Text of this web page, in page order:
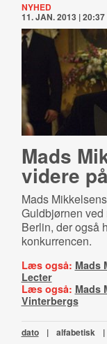
NYHED
11. JAN. 2013 | 20:37
Mads
videre
Mads
Guldbjørnen
Berlin, der også
konkurrencen.
Læs også: Mads
Lecter
Læs også: Mads
Vinterbergs
dato | alfabetisk |